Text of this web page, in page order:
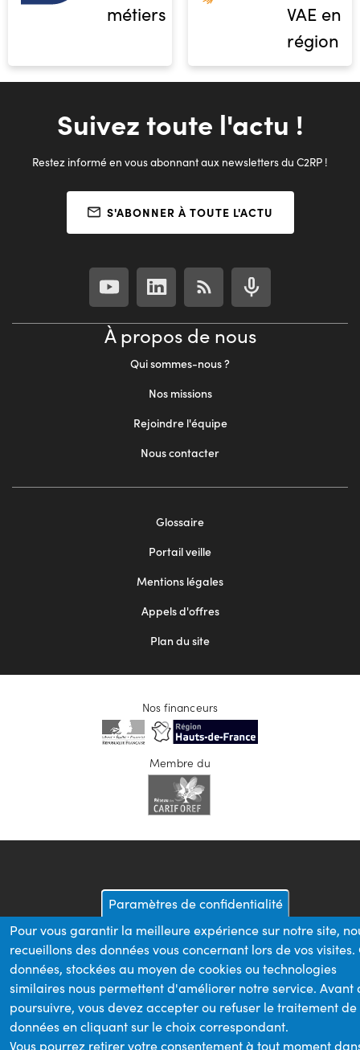
métiers
VAE en
région
Suivez toute l'actu !
Restez informé en vous abonnant aux newsletters du C2RP !
S'ABONNER À TOUTE L'ACTU
À propos de nous
Qui sommes-nous ?
Nos missions
Rejoindre l'équipe
Nous contacter
Glossaire
Portail veille
Mentions légales
Appels d'offres
Plan du site
Nos financeurs
Membre du
Paramètres de confidentialité
Pour vous garantir la meilleure expérience sur notre site,
recueillons des données vous concernant lors de vos visites.
données, stockées au moyen de cookies ou technologies
similaires nous permettent d'améliorer notre service. Avant
poursuivre, vous devez accepter ou refuser le traitement de
données en cliquant sur le choix correspondant.
Vous pourrez retirer votre consentement à tout moment